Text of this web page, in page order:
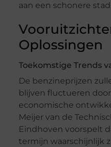
aan een schonere stad.
Oplossingen
Toekomstige Trends
De benzineprijzen
blijven fluctueren
economische
Meijer van de
Eindhoven voorspelt
termijn waarschijnlijk